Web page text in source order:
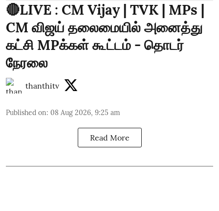
🔴LIVE : CM Vijay | TVK | MPs |
CM விஜய் தலைமையில் அனைத்து
கட்சி MPக்கள் கூட்டம் - தொடர்
நேரலை
thanthitv
Published on: 08 Aug 2026, 9:25 am
Read More